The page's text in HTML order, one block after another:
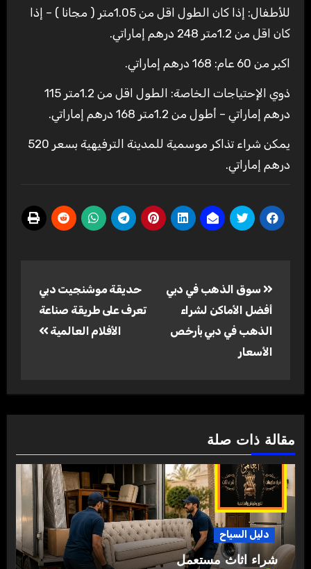
للأطفال: إذا كان الطول اقل من 1.05متر ( مجانا ) – إذا
كان اقل من 1.2متر 248 درهم إماراتي.
اكبر من 60 عام: 168 درهم إماراتي.
ذوي الإحتياجات الخاصة: الطول اقل من 1.2متر 115
درهم إماراتي – أطول من 1.2متر 168 درهم إماراتي.
يمكن شراء تذاكر موسمية للمدينة الترفيهية بسعر 520
درهم إماراتي.
المقالات
سوق الذهب في دبي
أفضل الأماكن لشراء
الذهب في دبي بأرخص
الأسعار
حديقة موشنجيت دبي
تعرف على طريقة صناعة
الأفلام العالمية
مقالة ذات صلة
دليل السياح
شراء اثاث مستعمل